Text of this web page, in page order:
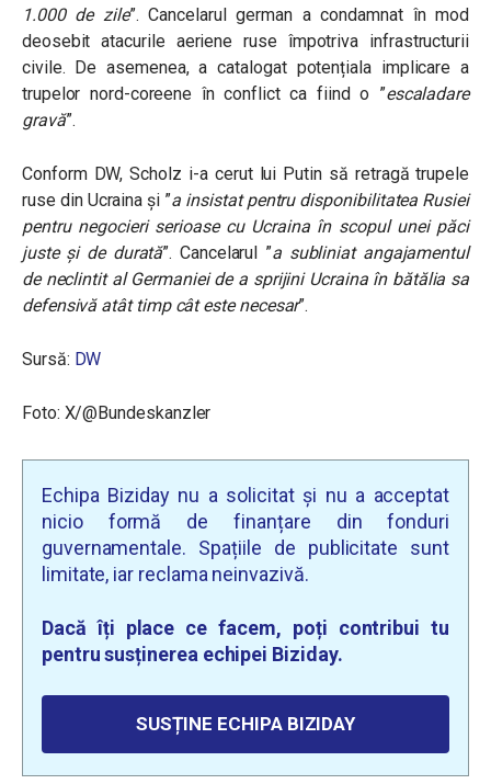
1.000 de zile”. Cancelarul german a condamnat în mod
deosebit atacurile aeriene ruse împotriva infrastructurii
civile. De asemenea, a catalogat potențiala implicare a
trupelor nord-coreene în conflict ca fiind o ”escaladare
gravă”.
Conform DW, Scholz i-a cerut lui Putin să retragă trupele
ruse din Ucraina și ”a insistat pentru disponibilitatea Rusiei
pentru negocieri serioase cu Ucraina în scopul unei păci
juste și de durată”. Cancelarul ”a subliniat angajamentul
de neclintit al Germaniei de a sprijini Ucraina în bătălia sa
defensivă atât timp cât este necesar”.
Sursă: DW
Foto: X/@Bundeskanzler
Echipa Biziday nu a solicitat și nu a acceptat
nicio formă de finanțare din fonduri
guvernamentale. Spațiile de publicitate sunt
limitate, iar reclama neinvazivă.
Dacă îți place ce facem, poți contribui tu
pentru susținerea echipei Biziday.
SUSȚINE ECHIPA BIZIDAY